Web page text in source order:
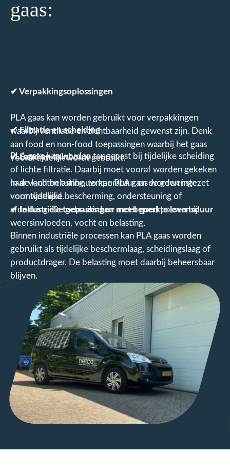
gaas:
✔Filtratie en scheiding
PLA gaas kan worden toegepast bij tijdelijke scheiding
of lichte filtratie. Daarbij moet vooraf worden gekeken
naar vochtbelasting, temperatuur en de gewenste
vormvastheid.
✔ Verpakkingsoplossingen
PLA gaas kan worden gebruikt voor verpakkingen
waarbij ventilatie en zichtbaarheid gewenst zijn. Denk
aan food en non-food toepassingen waarbij het gaas
vooral tijdelijk wordt gebruikt.
✔Industriële toepassingen met beperkte levensduur
Binnen industriële processen kan PLA gaas worden
gebruikt als tijdelijke beschermlaag, scheidingslaag of
productdrager. De belasting moet daarbij beheersbaar
blijven.
✔Land en tuinbouw
In de land en tuinbouw kan PLA gaas worden ingezet
voor tijdelijke bescherming, ondersteuning of
afdekking. De gebruiksduur moet goed passen bij
weersinvloeden, vocht en belasting.